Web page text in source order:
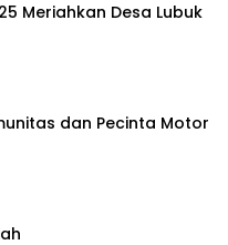
Meriahkan Desa Lubuk
dan Pecinta Motor